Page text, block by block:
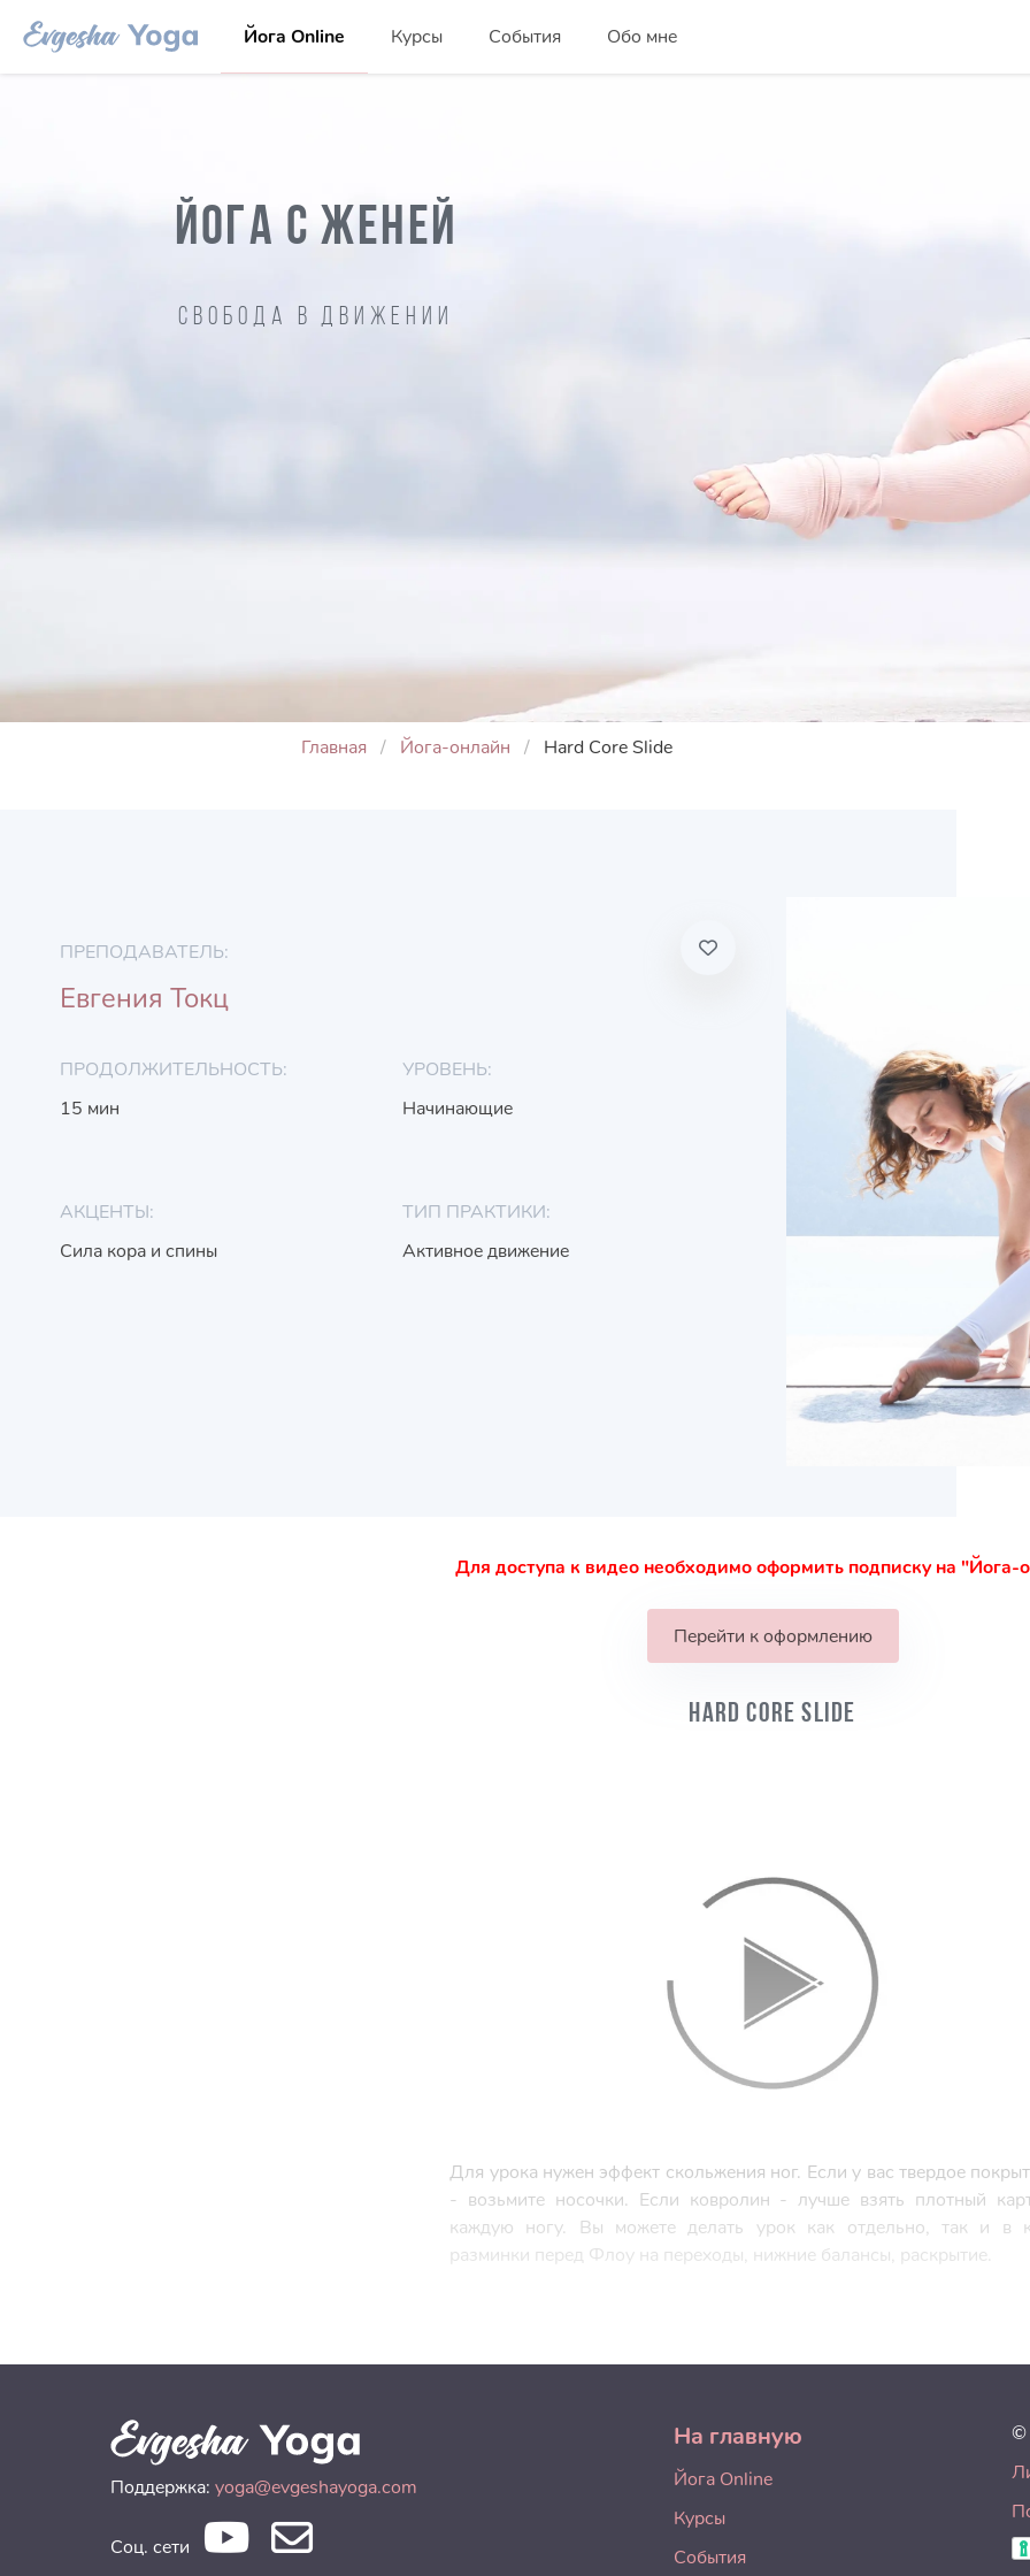
Йога Online Курсы События Обо мне
ЙОГА С ЖЕНЕЙ
Свобода в движении
Главная Йога-онлайн Hard Core Slide
ПРЕПОДАВАТЕЛЬ:
Евгения Токц
ПРОДОЛЖИТЕЛЬНОСТЬ:
15 мин
УРОВЕНЬ:
Начинающие
АКЦЕНТЫ:
Сила кора и спины
ТИП ПРАКТИКИ:
Активное движение
Для доступа к видео необходимо оформить подписку на "Йога-
Перейти к оформлению
Hard Core Slide
Для урока нужен эффект скольжения ног. Если у вас твердое
- возьмите носочки. Если ковролин - лучше взять плотный
каждую ногу. Вы можете делать урок как отдельно, так и в
разминки перед Флоу на переходы, нижние балансы, раскрытие.
Поддержка: yoga@evgeshayoga.com
Соц. сети
На главную
Йога Online
Курсы
События
©